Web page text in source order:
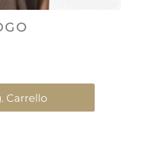
Carrello